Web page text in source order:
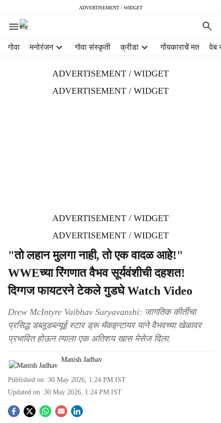
ADVERTISEMENT / WIDGET
गोवा मनोरंजन गोवा संस्कृती क्रीडा गोंयकाराचें मत वेब
ADVERTISEMENT / WIDGET
ADVERTISEMENT / WIDGET
ADVERTISEMENT / WIDGET
ADVERTISEMENT / WIDGET
"तो लहान मुलगा नाही, तो एक वादळ आहे!"
WWEच्या रिंगणात वैभव सूर्यवंशीची दहशत!
दिग्गज फायटरने टेकले गुडघे Watch Video
Drew McIntyre Vaibhav Suryavanshi: जागतिक कीर्तीचा
प्रसिद्ध डब्लूडब्ल्यूई स्टार ड्रू मॅकइन्टायर याने वैभवच्या खेळावर
प्रभावित होऊन त्याला एक अतिशय खास मेसेज दिला.
Manish Jadhav
Published on :30 May 2026, 1:24 PM IST
Updated on :30 May 2026, 1:24 PM IST
S